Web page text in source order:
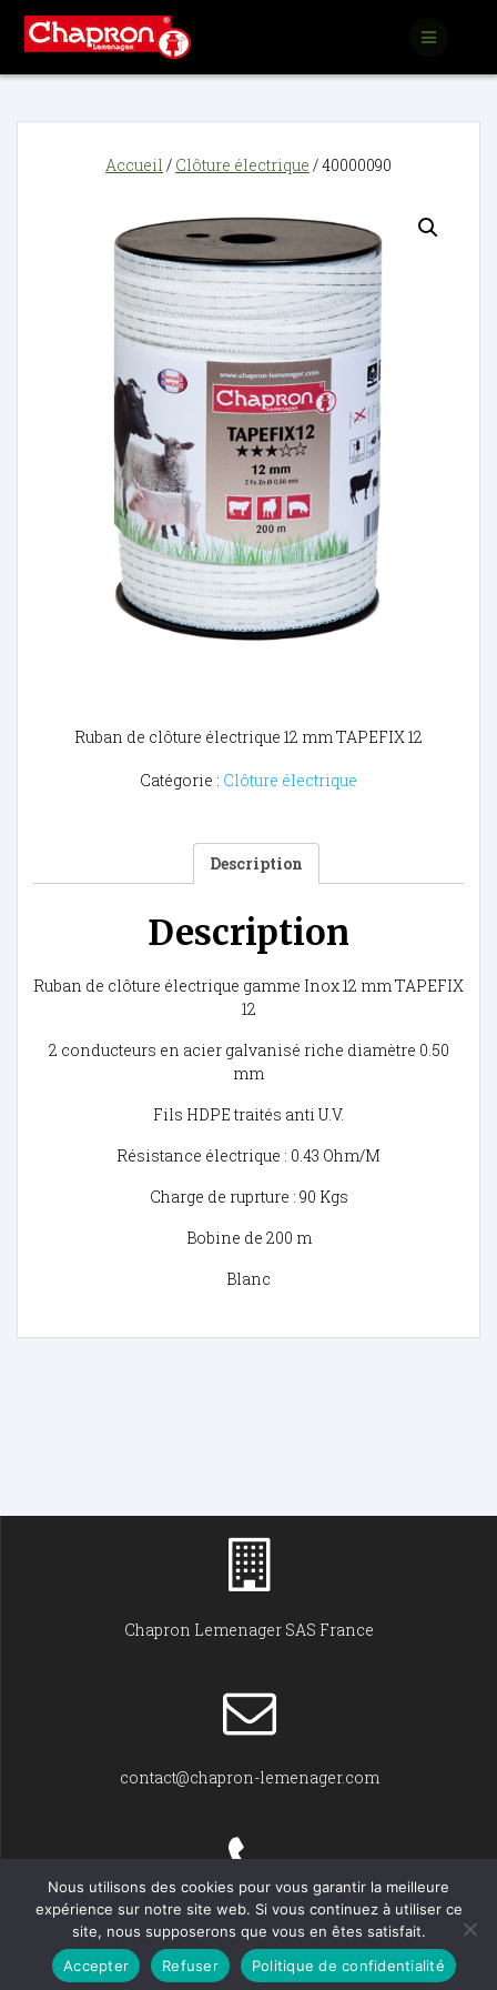
Accueil / Clôture électrique / 40000090
Ruban de clôture électrique 12 mm TAPEFIX 12
Catégorie : Clôture électrique
Description
Description
Ruban de clôture électrique gamme Inox 12 mm TAPEFIX
12
2 conducteurs en acier galvanisé riche diamètre 0.50
mm
Fils HDPE traités anti U.V.
Résistance électrique : 0.43 Ohm/M
Charge de ruprture : 90 Kgs
Bobine de 200 m
Blanc
Chapron Lemenager SAS France
contact@chapron-lemenager.com
+33 (0)2 31 22 02 55
Nous utilisons des cookies pour vous garantir la meilleure
expérience sur notre site web. Si vous continuez à utiliser ce
site, nous supposerons que vous en êtes satisfait.
Accepter
Refuser Politique de confidentialité